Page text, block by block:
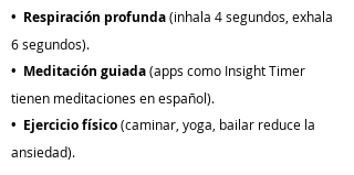
• Respiración profunda(inhala 4 segundos, exhala
6 segundos).
• Meditación guiada(apps como Insight Timer
tienen meditaciones en español).
• Ejercicio físico(caminar, yoga, bailar reduce la
ansiedad).